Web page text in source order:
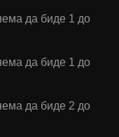
да биде 1 до
да биде 1 до
да биде 2 до